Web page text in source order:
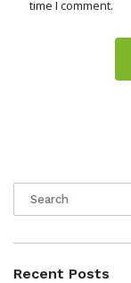
time I comment.
Recent Posts